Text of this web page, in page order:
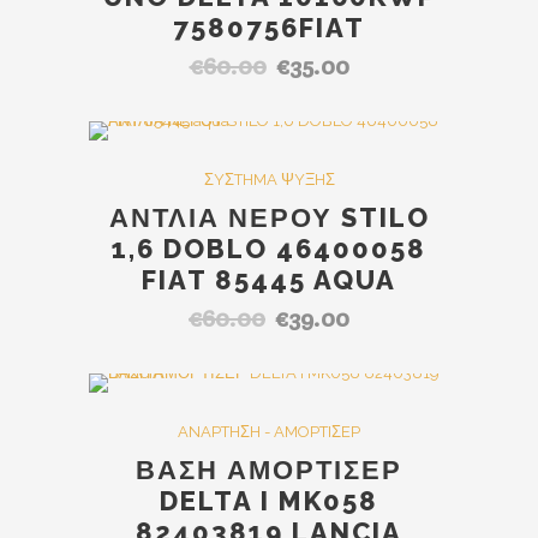
7580756FIAT
€60.00 Original
was:
€35.00Η
τιμή
ΣYΣTHMA ΨYΞHΣ
ΑΝΤΛΙΑ ΝΕΡΟΥ STILO
1,6 DOBLO 46400058
FIAT 85445 AQUA
€60.00 Original
was:
€39.00Η
τιμή
Out Of Stock
ANAPTHΣH - AMOPTIΣEP
ΒΑΣΗ ΑΜΟΡΤΙΣΕΡ
DELTA I MK058